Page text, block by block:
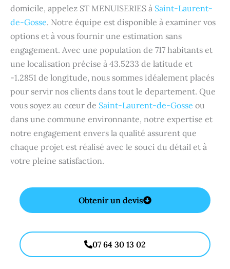
domicile, appelez ST MENUISERIES à Saint-Laurent-
de-Gosse. Notre équipe est disponible à examiner vos
options et à vous fournir une estimation sans
engagement. Avec une population de 717 habitants et
une localisation précise à 43.5233 de latitude et
-1.2851 de longitude, nous sommes idéalement placés
pour servir nos clients dans tout le departement. Que
vous soyez au cœur de Saint-Laurent-de-Gosse ou
dans une commune environnante, notre expertise et
notre engagement envers la qualité assurent que
chaque projet est réalisé avec le souci du détail et à
votre pleine satisfaction.
Obtenir un devis
07 64 30 13 02